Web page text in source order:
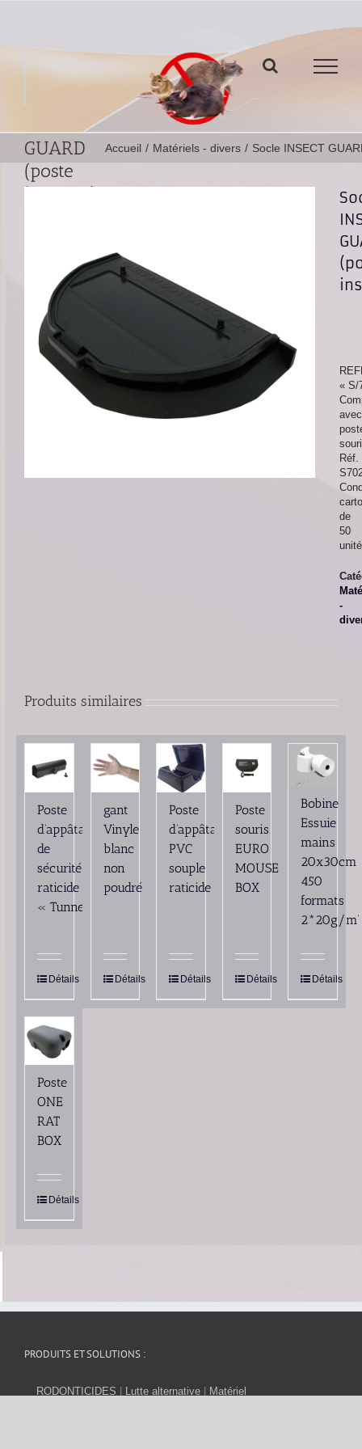
Socle
INSECT
GUARD
(poste
insectes)
Accueil / Matériels - divers / Socle INSECT
« S/
avec
Réf.
de
50
-
Produits similaires
Poste
d’appâtage
de
sécurité
raticide
« Tunnel »
Détails
gant
Vinyle
blanc
non
poudré
Détails
Poste
d’appâtage
PVC
souple
raticide
Détails
Poste
souris
EURO
MOUSE
BOX
Détails
Bobine
Essuie
mains
20x30cm
450
formats
2*20g/m’
Détails
Poste
ONE
RAT
BOX
Détails
PRODUITS ET SOLUTIONS :
RODONTICIDES Lutte alternative Matériel